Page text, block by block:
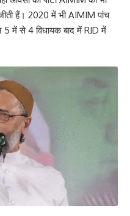
हैं। 2020 में भी AIMIM पांच
5 में से 4 विधायक बाद में RJD में